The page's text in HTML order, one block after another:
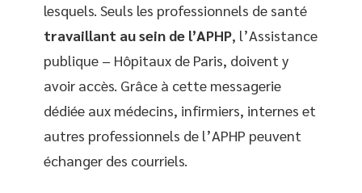
lesquels. Seuls les professionnels de santé
travaillant au sein de l’APHP, l’Assistance
publique – Hôpitaux de Paris, doivent y
avoir accès. Grâce à cette messagerie
dédiée aux médecins, infirmiers, internes et
autres professionnels de l’APHP peuvent
échanger des courriels.